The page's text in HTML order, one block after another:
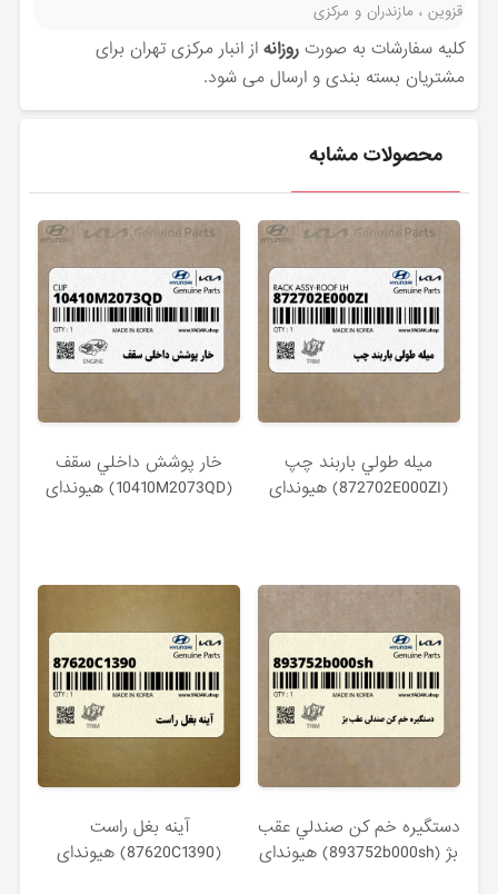
قزوین ، مازندران و مرکزی
کلیه سفارشات به صورتروزانه از انبار مرکزی تهران برای
مشتریان بسته بندی و ارسال می شود.
محصولات مشابه
ميله طولي باربند چپ
(872702E000ZI) هیوندای
خار پوشش داخلي سقف
(10410M2073QD) هیوندای
دستگيره خم كن صندلي عقب
بژ (893752b000sh) هیوندای
آينه بغل راست
(87620C1390) هیوندای